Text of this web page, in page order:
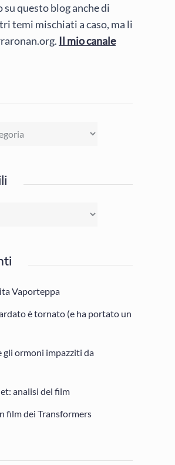
questo blog anche di
temi mischiati a caso, ma li
Il mio canale
Vaporteppa
è tornato (e ha portato un
gli ormoni impazziti da
analisi del film
film dei Transformers